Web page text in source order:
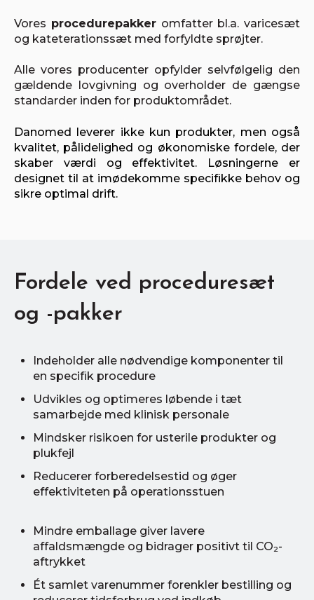
Vores procedurepakkeromfatter bl.a. varicesæt
og kateterationssæt med forfyldte sprøjter.
Alle vores producenter opfylder selvfølgelig den
gældende lovgivning og overholder de gængse
standarder inden for produktområdet.
Danomed leverer ikke kun produkter, men også
kvalitet, pålidelighed og økonomiske fordele, der
skaber værdi og effektivitet. Løsningerne er
designet til at imødekomme specifikke behov og
sikre optimal drift.
Fordele ved proceduresæt
og -pakker
Indeholder alle nødvendige komponenter til
en specifik procedure
Udvikles og optimeres løbende i tæt
samarbejde med klinisk personale
Mindsker risikoen for usterile produkter og
plukfejl
Reducerer forberedelsestid og øger
effektiviteten på operationsstuen
Mindre emballage giver lavere
affaldsmængde og bidrager positivt til CO₂-
aftrykket
Ét samlet varenummer forenkler bestilling og